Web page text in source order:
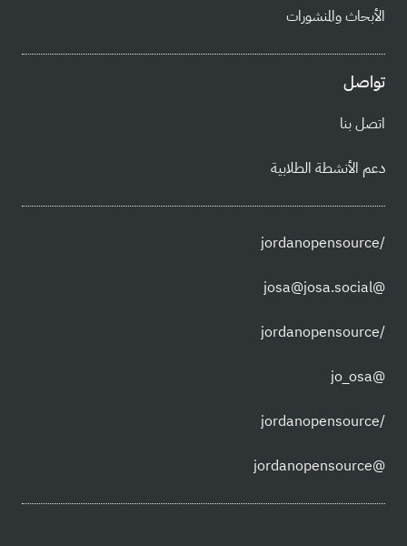
الأبحاث والمنشورات
تواصل
اتصل بنا
دعم الأنشطة الطلابية
/jordanopensource
@josa@josa.social
/jordanopensource
@jo_osa
/jordanopensource
@jordanopensource